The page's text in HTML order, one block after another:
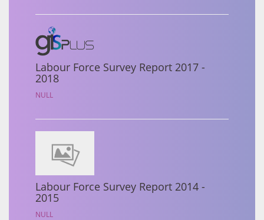
Labour Force Survey Report 2017 -
2018
NULL
Labour Force Survey Report 2014 -
2015
NULL